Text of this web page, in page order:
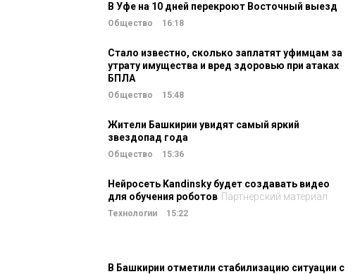
В Уфе на 10 дней перекроют Восточный выезд
Общество 16:18
Стало известно, сколько заплатят уфимцам за
утрату имущества и вред здоровью при атаках
БПЛА
Общество 15:48
Жители Башкирии увидят самый яркий
звездопад года
Общество 15:36
Нейросеть Kandinsky будет создавать видео
для обучения роботов Партнерский материал
Технологии 15:22
В Башкирии отметили стабилизацию ситуации с